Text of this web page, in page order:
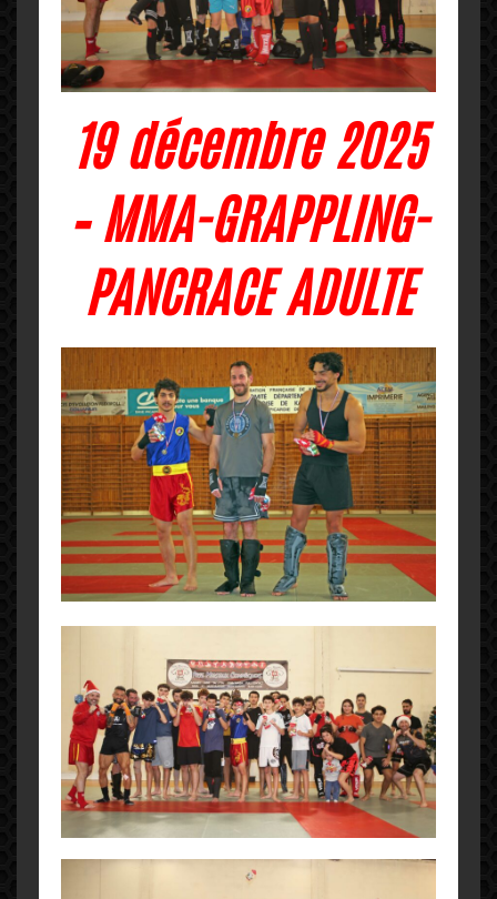
19 décembre 2025
– MMA-GRAPPLING-
PANCRACE ADULTE